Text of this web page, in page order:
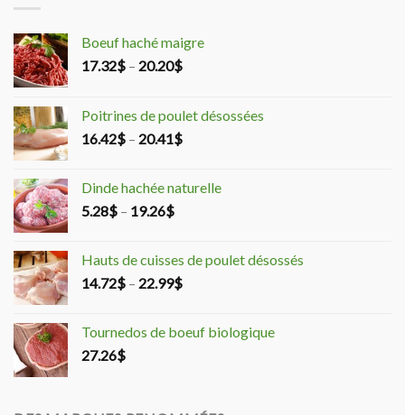
Boeuf haché maigre
17.32$ – 20.20$
Poitrines de poulet désossées
16.42$ – 20.41$
Dinde hachée naturelle
5.28$ – 19.26$
Hauts de cuisses de poulet désossés
14.72$ – 22.99$
Tournedos de boeuf biologique
27.26$